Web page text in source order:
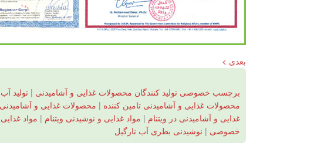
بعدی >
برچسب خصوصی تولید کنندگان محصولات غذایی و آشامیدنی | تولید
محصولات غذایی و آشامیدنی تامین کننده | محصولات غذایی و آشامیدنی
غذایی و آشامیدنی در ویتنام | مواد غذایی و نوشیدنی ویتنام | مواد
خصوصی | نوشیدنی بطری آب نارگیل